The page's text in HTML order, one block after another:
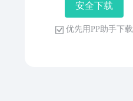
安 全 下 载
优 先 用 P P 助 手 下 载